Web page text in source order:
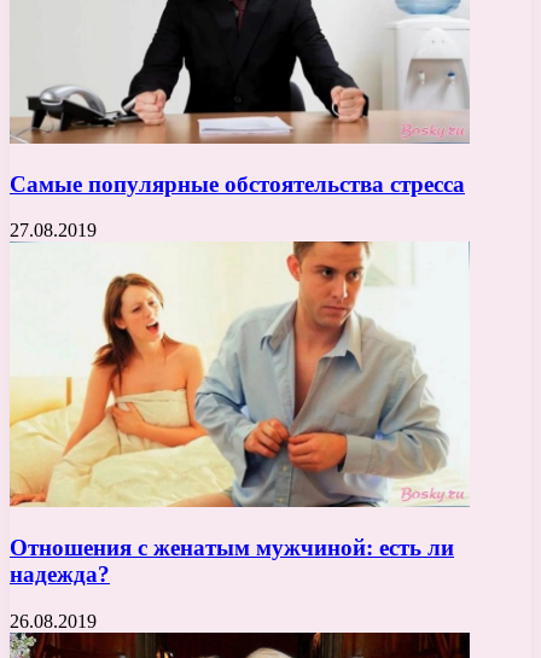
Самые популярные обстоятельства стресса
27.08.2019
Отношения с женатым мужчиной: есть ли
надежда?
26.08.2019